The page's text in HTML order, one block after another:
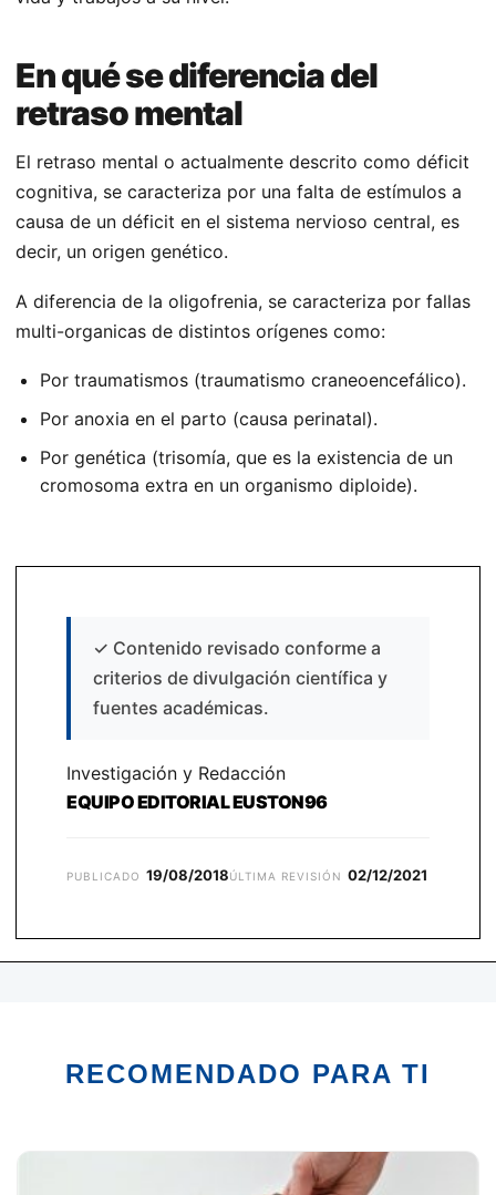
En qué se diferencia del
retraso mental
El retraso mental o actualmente descrito como déficit
cognitiva, se caracteriza por una falta de estímulos a
causa de un déficit en el sistema nervioso central, es
decir, un origen genético.
A diferencia de la oligofrenia, se caracteriza por fallas
multi-organicas de distintos orígenes como:
Por traumatismos (traumatismo craneoencefálico).
Por anoxia en el parto (causa perinatal).
Por genética (trisomía, que es la existencia de un
cromosoma extra en un organismo diploide).
✓ Contenido revisado conforme a
criterios de divulgación científica y
fuentes académicas.
Investigación y Redacción
EQUIPO EDITORIAL EUSTON96
PUBLICADO 19/08/2018ÚLTIMA REVISIÓN 02/12/2021
RECOMENDADO PARA TI